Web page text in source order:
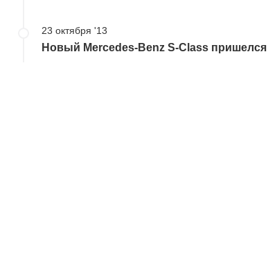
23 октября '13
Новый Mercedes-Benz S-Class